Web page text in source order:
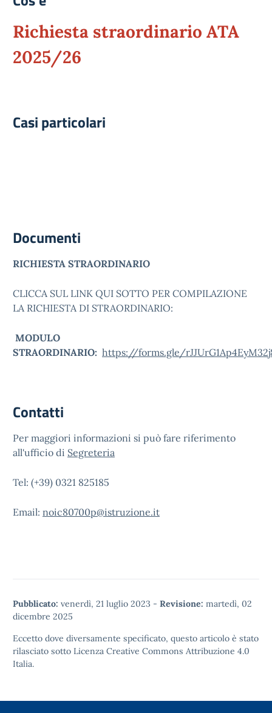
Richiesta straordinario ATA
2025/26
Casi particolari
Documenti
RICHIESTA STRAORDINARIO
CLICCA SUL LINK QUI SOTTO PER COMPILAZIONE
LA RICHIESTA DI STRAORDINARIO:
MODULO
STRAORDINARIO: https://forms.gle/
Contatti
Per maggiori informazioni si può fare riferimento
all'ufficio di Segreteria
Tel: (+39) 0321 825185
Email: noic80700p@istruzione.it
Pubblicato: venerdì, 21 luglio 2023 - Revisione: martedì, 02
dicembre 2025
Eccetto dove diversamente specificato, questo articolo è stato
rilasciato sotto Licenza Creative Commons Attribuzione 4.0
Italia.